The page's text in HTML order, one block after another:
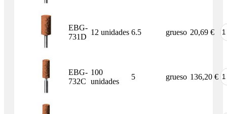
EBG-
731D
12 unidades 6.5 grueso 20,69 €
EBG-
732C
100
unidades
5 grueso 136,20 €